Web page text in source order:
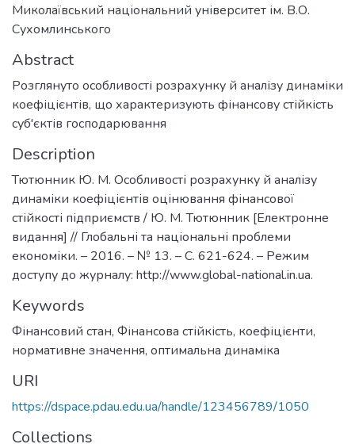
Миколаївський національний університет ім. В.О.
Сухомлинського
Abstract
Розглянуто особливості розрахунку й аналізу динаміки
коефіцієнтів, що характеризують фінансову стійкість
суб'єктів господарювання
Description
Тютюнник Ю. М. Особливості розрахунку й аналізу
динаміки коефіцієнтів оцінювання фінансової
стійкості підприємств / Ю. М. Тютюнник [Електронне
видання] // Глобальні та національні проблеми
економіки. – 2016. – № 13. – С. 621-624. – Режим
доступу до журналу: http://www.global-national.in.ua.
Keywords
Фінансовий стан, Фінансова стійкість, коефіцієнти,
нормативне значення, оптимальна динаміка
URI
https://dspace.pdau.edu.ua/handle/123456789/1050
Collections